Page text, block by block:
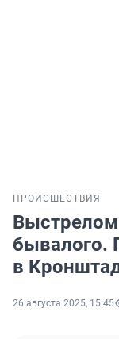
ПРОИСШЕСТВИЯ
бывалого.
в
26 августа 2025, 15:45